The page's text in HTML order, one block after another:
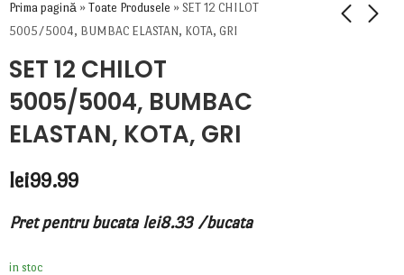
Prima pagină » Toate Produsele » SET 12 CHILOT
5005/5004, BUMBAC ELASTAN, KOTA, GRI
SET 12 CHILOT
5005/5004, BUMBAC
ELASTAN, KOTA, GRI
lei99.99
Pret pentru bucata lei8.33 /bucata
in stoc